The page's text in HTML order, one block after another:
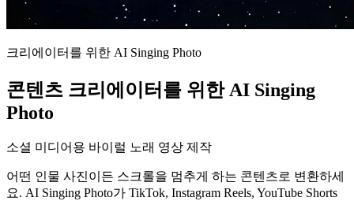
크리에이터를 위한 AI Singing Photo
콘텐츠 크리에이터를 위한 AI Singing
Photo
소셜 미디어용 바이럴 노래 영상 제작
어떤 인물 사진이든 스크롤을 멈추게 하는 콘텐츠로 변환하세
요. AI Singing Photo가 TikTok, Instagram Reels, YouTube Shorts